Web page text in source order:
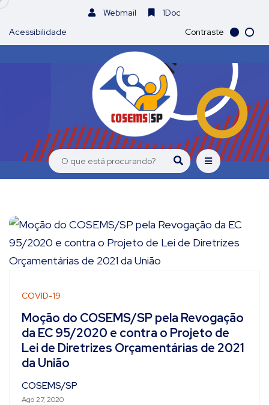
Webmail
1Doc
Acessibilidade
Contraste
COVID-19
Moção do COSEMS/SP pela Revogação
da EC 95/2020 e contra o Projeto de
Lei de Diretrizes Orçamentárias de 2021
da União
COSEMS/SP
Ago 27, 2020